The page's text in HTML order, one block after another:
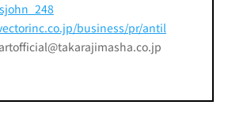
business/pr/antil